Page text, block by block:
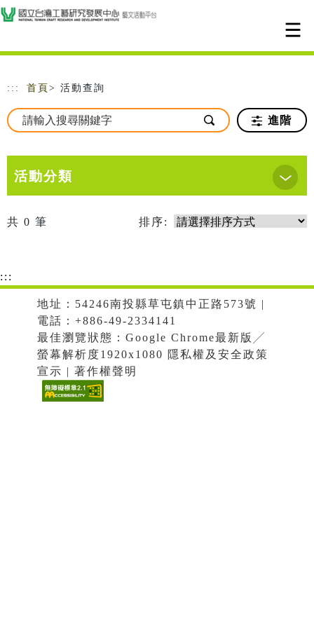
跳到主要內容
網站導覽
::: 首頁 > 活動查詢
進階
活動分類
共 0 筆 排序:
:::
地址：54246南投縣草屯鎮中正路573號 |
電話：+886-49-2334141
最佳瀏覽狀態：Google Chrome最新版╱
螢幕解析度1920x1080 隱私權及安全政策
宣示 | 著作權聲明